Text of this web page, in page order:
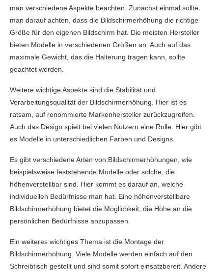
man verschiedene Aspekte beachten. Zunächst einmal sollte
man darauf achten, dass die Bildschirmerhöhung die richtige
Größe für den eigenen Bildschirm hat. Die meisten Hersteller
bieten Modelle in verschiedenen Größen an. Auch auf das
maximale Gewicht, das die Halterung tragen kann, sollte
geachtet werden.
Weitere wichtige Aspekte sind die Stabilität und
Verarbeitungsqualität der Bildschirmerhöhung. Hier ist es
ratsam, auf renommierte Markenhersteller zurückzugreifen.
Auch das Design spielt bei vielen Nutzern eine Rolle. Hier gibt
es Modelle in unterschiedlichen Farben und Designs.
Es gibt verschiedene Arten von Bildschirmerhöhungen, wie
beispielsweise feststehende Modelle oder solche, die
höhenverstellbar sind. Hier kommt es darauf an, welche
individuellen Bedürfnisse man hat. Eine höhenverstellbare
Bildschirmerhöhung bietet die Möglichkeit, die Höhe an die
persönlichen Bedürfnisse anzupassen.
Ein weiteres wichtiges Thema ist die Montage der
Bildschirmerhöhung. Viele Modelle werden einfach auf den
Schreibtisch gestellt und sind somit sofort einsatzbereit. Andere